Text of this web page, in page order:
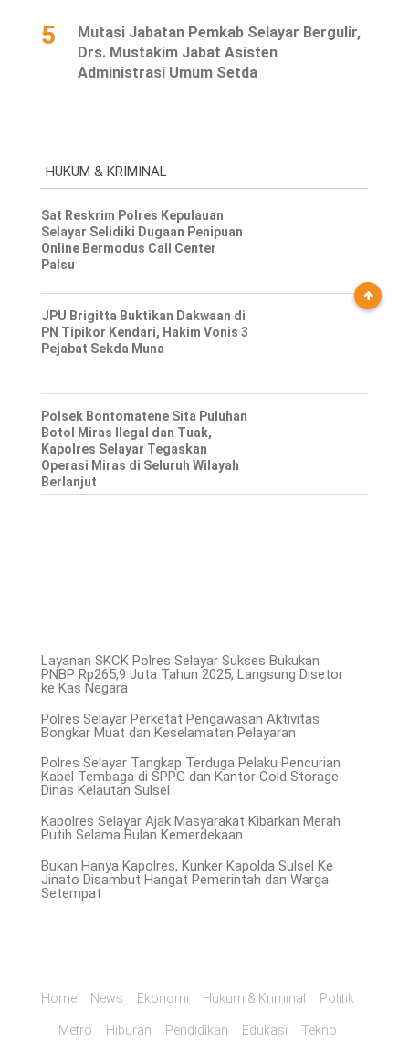
5
Mutasi Jabatan Pemkab Selayar Bergulir,
Drs. Mustakim Jabat Asisten
Administrasi Umum Setda
HUKUM & KRIMINAL
Sat Reskrim Polres Kepulauan
Selayar Selidiki Dugaan Penipuan
Online Bermodus Call Center
Palsu
JPU Brigitta Buktikan Dakwaan di
PN Tipikor Kendari, Hakim Vonis 3
Pejabat Sekda Muna
Polsek Bontomatene Sita Puluhan
Botol Miras Ilegal dan Tuak,
Kapolres Selayar Tegaskan
Operasi Miras di Seluruh Wilayah
Berlanjut
Layanan SKCK Polres Selayar Sukses Bukukan
PNBP Rp265,9 Juta Tahun 2025, Langsung Disetor
ke Kas Negara
Polres Selayar Perketat Pengawasan Aktivitas
Bongkar Muat dan Keselamatan Pelayaran
Polres Selayar Tangkap Terduga Pelaku Pencurian
Kabel Tembaga di SPPG dan Kantor Cold Storage
Dinas Kelautan Sulsel
Kapolres Selayar Ajak Masyarakat Kibarkan Merah
Putih Selama Bulan Kemerdekaan
Bukan Hanya Kapolres, Kunker Kapolda Sulsel Ke
Jinato Disambut Hangat Pemerintah dan Warga
Setempat
Home News Ekonomi Hukum & Kriminal Politik
Metro Hiburan Pendidikan Edukasi Tekno